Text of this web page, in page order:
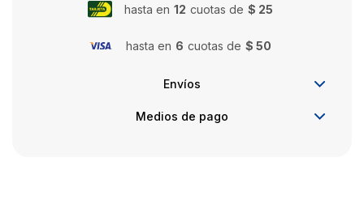
hasta en 12 cuotas de $ 25
hasta en 6 cuotas de $ 50
Envíos
Medios de pago